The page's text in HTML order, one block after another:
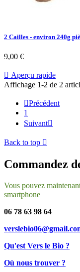
2 Cailles - environ 240g
9,00 €
 Aperçu rapide
Affichage 1-2 de 2
Précédent
1
Suivant
Back to top 
Commandez
Vous pouvez
smartphone
06 78 63 98 64
Qu'est Vers le Bio ?
Où nous trouver ?